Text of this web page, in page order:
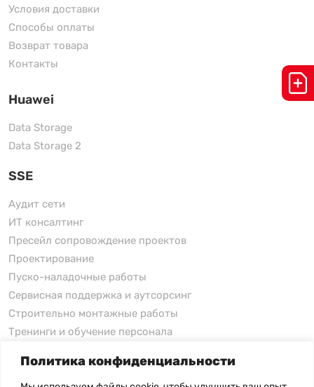
Политика конфиденциальности
Условия доставки
Способы оплаты
Возврат товара
Контакты
Huawei
Data Storage
Data Storage 2
SSE
Аудит сети
ИТ консалтинг
Пресейл сопровождение проектов
Проектирование
Пуско-наладочные работы
Сервисная поддержка и аутсорсинг
Строительно монтажные работы
Тренинги и обучение персонала
xFusion